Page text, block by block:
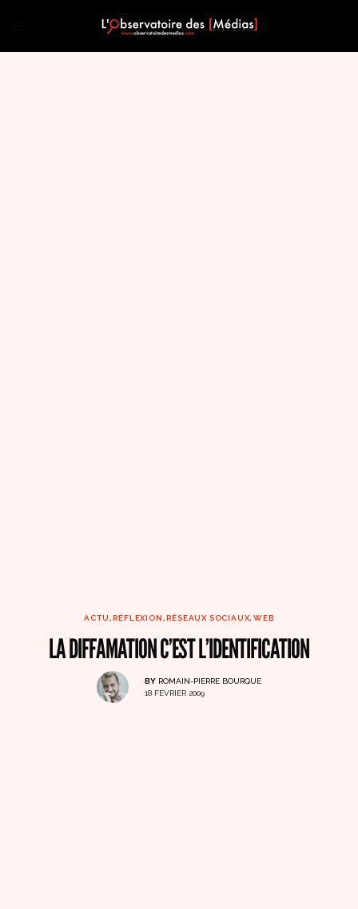
ACTU , RÉFLEXION , RÉSEAUX SOCIAUX, WEB
LA DIFFAMATION C’EST L’IDENTIFICATION
BY ROMAIN-PIERRE BOURQUE
18 FÉVRIER 2009